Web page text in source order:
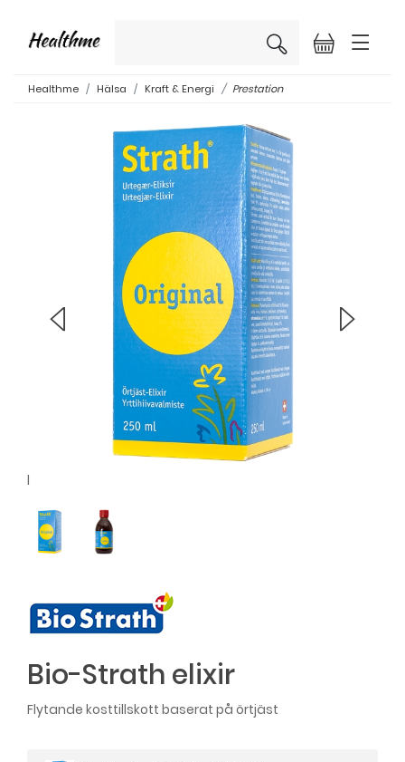
×
Healthme Hälsa Kraft & Energi Prestation
l
Bio-Strath elixir
Flytande kosttillskott baserat på örtjäst